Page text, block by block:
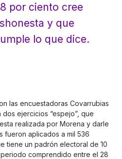
por ciento cree
y que
lo que dice.
las encuestadoras Covarrubias
ejercicios “espejo”, que
realizada por Morena y darle
fueron aplicados a mil 536
tiene un padrón electoral de 10
comprendido entre el 28